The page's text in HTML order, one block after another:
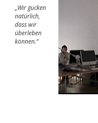
„Wir gucken
natürlich,
dass wir
überleben
können.“